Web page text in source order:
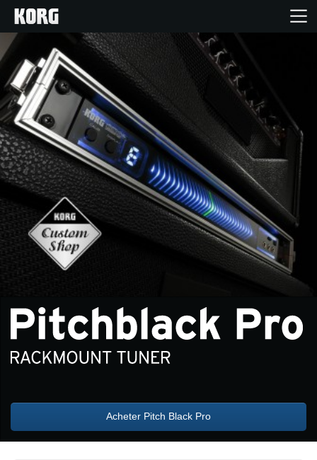
Accueil
Produits
Extras
Evénements
Support
Où acheter ?
News
Lieu
A propos de Korg
Acheter Pitch Black Pro